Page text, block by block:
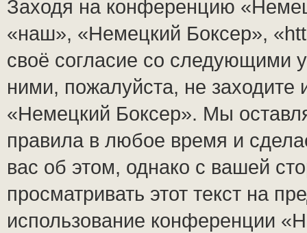
Заходя на конференцию
«наш», «Немецкий Боксер»,
своё согласие со следующими
ними, пожалуйста, не
«Немецкий Боксер». Мы
правила в любое время и
вас об этом, однако с вашей
просматривать этот текст на
использование конференции